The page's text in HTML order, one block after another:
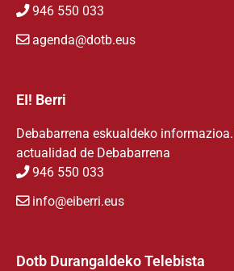
946 550 033
agenda@dotb.eus
EI! Berri
Debabarrena eskualdeko
actualidad de Debabarrena
946 550 033
info@eiberri.eus
Dotb Durangaldeko Telebista